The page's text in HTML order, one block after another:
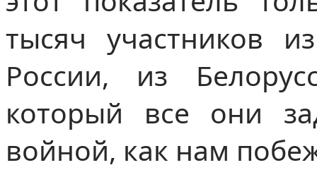
тысяч участников
России, из
который все они
войной, как нам